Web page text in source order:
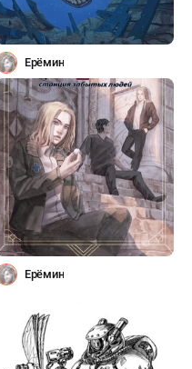
Ерёмин
Ерёмин